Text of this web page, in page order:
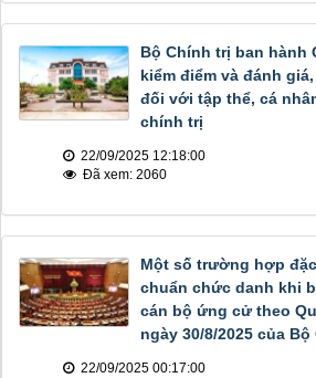
Bộ Chính trị ban hành
kiểm điểm và đánh
đối với tập thể, cá
chính trị
22/09/2025 12:18:00
Đã xem: 2060
Một số trường hợp
chuẩn chức danh khi
cán bộ ứng cử theo
ngày 30/8/2025 của
22/09/2025 00:17:00